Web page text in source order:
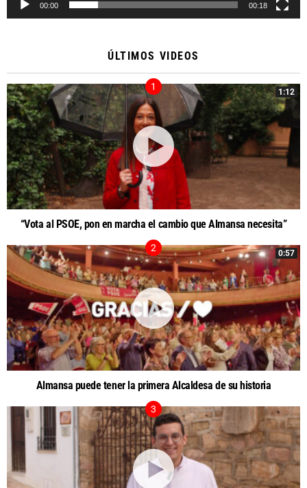
00:00 00:18
ÚLTIMOS VIDEOS
1:12
“Vota al PSOE, pon en marcha el cambio que Almansa necesita”
0:57
Almansa puede tener la primera Alcaldesa de su historia